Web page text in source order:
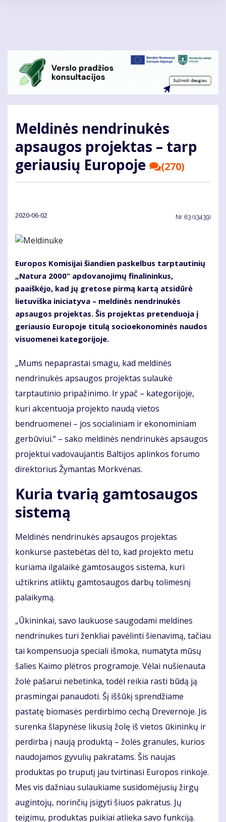
Meldinės nendrinukės
apsaugos projektas – tarp
geriausių Europoje
(270)
2020-06-02 Nr. 63 (13439)
Europos Komisijai šiandien paskelbus tarptautinių
„Natura 2000“ apdovanojimų finalininkus,
paaiškėjo, kad jų gretose pirmą kartą atsidūrė
lietuviška iniciatyva – meldinės nendrinukės
apsaugos projektas. Šis projektas pretenduoja į
geriausio Europoje titulą socioekonominės naudos
visuomenei kategorijoje.
„Mums nepaprastai smagu, kad meldinės
nendrinukės apsaugos projektas sulaukė
tarptautinio pripažinimo. Ir ypač – kategorijoje,
kuri akcentuoja projekto naudą vietos
bendruomenei – jos socialiniam ir ekonominiam
gerbūviui.“ – sako meldinės nendrinukės apsaugos
projektui vadovaujantis Baltijos aplinkos forumo
direktorius Žymantas Morkvėnas.
Kuria tvarią gamtosaugos
sistemą
Meldinės nendrinukės apsaugos projektas
konkurse pastebėtas dėl to, kad projekto metu
kuriama ilgalaikė gamtosaugos sistema, kuri
užtikrins atliktų gamtosaugos darbų tolimesnį
palaikymą.
„Ūkininkai, savo laukuose saugodami meldines
nendrinukes turi ženkliai pavėlinti šienavimą, tačiau
tai kompensuoja speciali išmoka, numatyta mūsų
šalies Kaimo plėtros programoje. Vėlai nušienauta
žolė pašarui nebetinka, todėl reikia rasti būdą ją
prasmingai panaudoti. Šį iššūkį sprendžiame
pastatę biomasės perdirbimo cechą Drevernoje. Jis
surenka šlapynėse likusią žolę iš vietos ūkininkų ir
perdirba į naują produktą – žolės granules, kurios
naudojamos gyvulių pakratams. Šis naujas
produktas po truputį jau tvirtinasi Europos rinkoje.
Mes vis dažniau sulaukiame susidomėjusių žirgų
augintojų, norinčių įsigyti šiuos pakratus. Jų
teigimu, produktas puikiai atlieka savo funkciją.